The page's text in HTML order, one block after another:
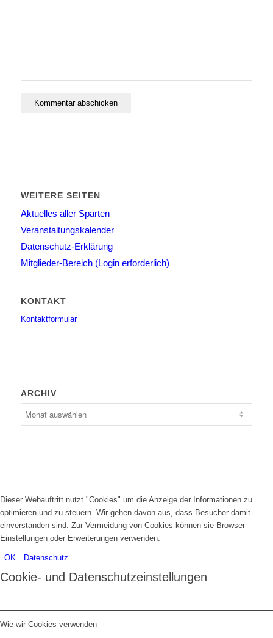
WEITERE SEITEN
Aktuelles aller Sparten
Veranstaltungskalender
Datenschutz-Erklärung
Mitglieder-Bereich (Login erforderlich)
KONTAKT
Kontaktformular
ARCHIV
Dieser Webauftritt nutzt "Cookies" um die Anzeige der Informationen zu
optimieren und zu steuern. Wir gehen davon aus, dass Besucher damit
einverstanden sind. Zur Vermeidung von Cookies können sie Browser-
Einstellungen oder Erweiterungen verwenden.
OK Datenschutz
Cookie- und Datenschutzeinstellungen
Wie wir Cookies verwenden